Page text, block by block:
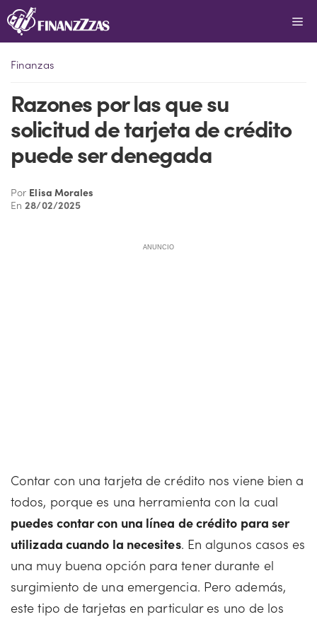
Saltar
al
Finanzas
Razones por las que su
solicitud de tarjeta de crédito
puede ser denegada
Por Elisa Morales
En28/02/2025
ANUNCIO
Contar con una tarjeta de crédito nos viene bien a
todos, porque es una herramienta con la cual
puedes contar con una línea de crédito para ser
utilizada cuando la necesites. En algunos casos es
una muy buena opción para tener durante el
surgimiento de una emergencia. Pero además,
este tipo de tarjetas en particular es uno de los